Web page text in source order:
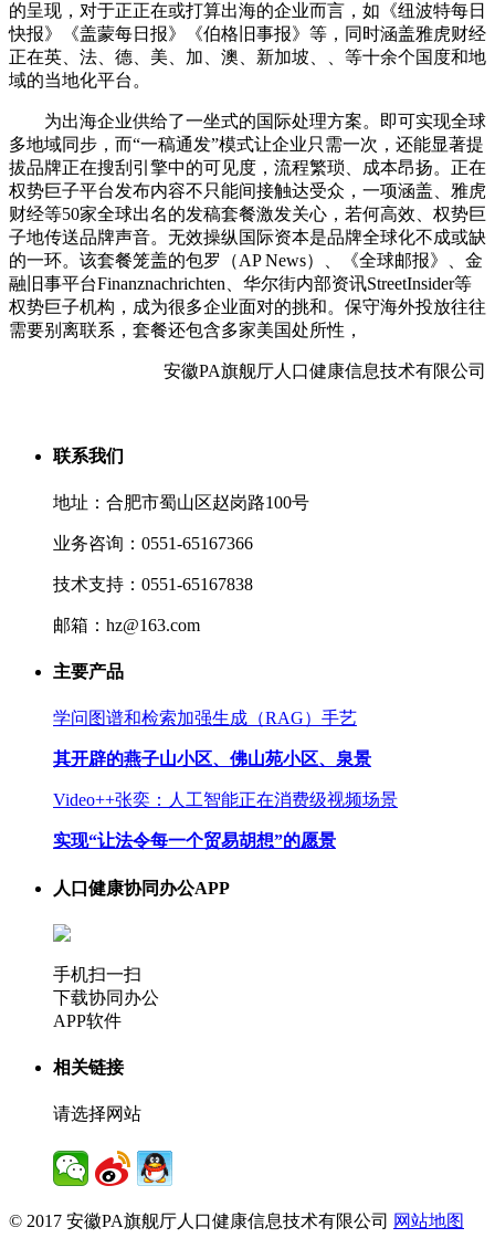
的呈现，对于正正在或打算出海的企业而言，如《纽波特每日
快报》《盖蒙每日报》《伯格旧事报》等，同时涵盖雅虎财经
正在英、法、德、美、加、澳、新加坡、、等十余个国度和地
域的当地化平台。
为出海企业供给了一坐式的国际处理方案。即可实现全球
多地域同步，而“一稿通发”模式让企业只需一次，还能显著提
拔品牌正在搜刮引擎中的可见度，流程繁琐、成本昂扬。正在
权势巨子平台发布内容不只能间接触达受众，一项涵盖、雅虎
财经等50家全球出名的发稿套餐激发关心，若何高效、权势巨
子地传送品牌声音。无效操纵国际资本是品牌全球化不成或缺
的一环。该套餐笼盖的包罗（AP News）、《全球邮报》、金
融旧事平台Finanznachrichten、华尔街内部资讯StreetInsider等
权势巨子机构，成为很多企业面对的挑和。保守海外投放往往
需要别离联系，套餐还包含多家美国处所性，
安徽PA旗舰厅人口健康信息技术有限公司
联系我们
地址：合肥市蜀山区赵岗路100号
业务咨询：0551-65167366
技术支持：0551-65167838
邮箱：hz@163.com
主要产品
学问图谱和检索加强生成（RAG）手艺
其开辟的燕子山小区、佛山苑小区、泉景
Video++张奕：人工智能正在消费级视频场景
实现“让法令每一个贸易胡想”的愿景
人口健康协同办公APP
手机扫一扫
下载协同办公
APP软件
相关链接
请选择网站
© 2017 安徽PA旗舰厅人口健康信息技术有限公司 网站地图